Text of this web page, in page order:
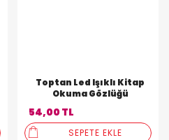
Toptan Led Işıklı Kitap
Okuma Gözlüğü
54,00 TL
SEPETE EKLE